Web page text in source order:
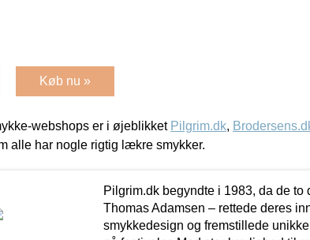
Køb nu »
webshops er i øjeblikket Pilgrim.dk,
alle har nogle rigtig lækre smykker.
Pilgrim.dk begyndte i 1983, da de to
Thomas Adamsen – rettede deres
smykkedesign og fremstillede